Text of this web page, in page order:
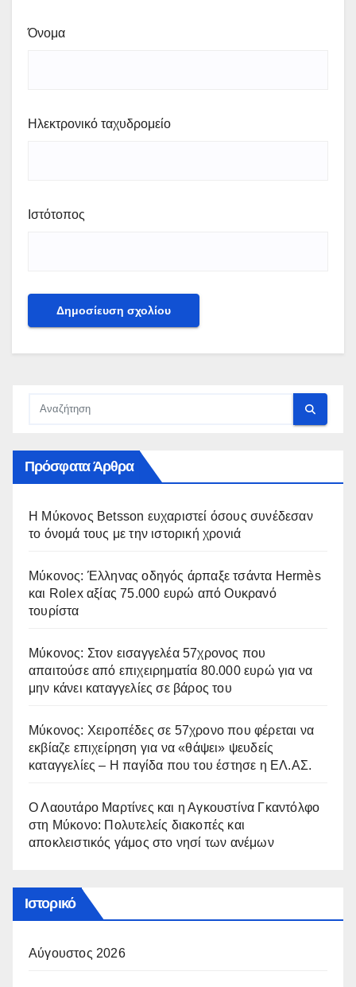
Όνομα
Ηλεκτρονικό ταχυδρομείο
Ιστότοπος
Πρόσφατα Άρθρα
Η Μύκονος Betsson ευχαριστεί όσους συνέδεσαν
το όνομά τους με την ιστορική χρονιά
Μύκονος: Έλληνας οδηγός άρπαξε τσάντα Hermès
και Rolex αξίας 75.000 ευρώ από Ουκρανό
τουρίστα
Μύκονος: Στον εισαγγελέα 57χρονος που
απαιτούσε από επιχειρηματία 80.000 ευρώ για να
μην κάνει καταγγελίες σε βάρος του
Μύκονος: Χειροπέδες σε 57χρονο που φέρεται να
εκβίαζε επιχείρηση για να «θάψει» ψευδείς
καταγγελίες – Η παγίδα που του έστησε η ΕΛ.ΑΣ.
Ο Λαουτάρο Μαρτίνες και η Αγκουστίνα Γκαντόλφο
στη Μύκονο: Πολυτελείς διακοπές και
αποκλειστικός γάμος στο νησί των ανέμων
Ιστορικό
Αύγουστος 2026